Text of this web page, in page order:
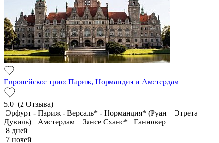
Европейское трио: Париж, Нормандия и Амстердам
5.0 (2 Отзыва)
Эрфурт - Париж - Версаль* - Нормандия* (Руан – Этрета –
Дувиль) - Амстердам – Зансе Сханс* - Ганновер
8 дней
7 ночей